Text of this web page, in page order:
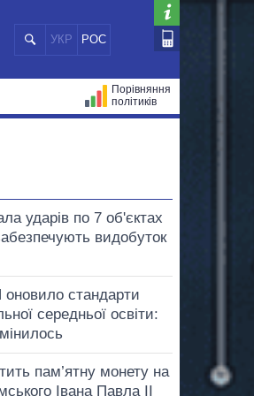
УКР РОС
Порівняння
політиків
ударів по 7 об'єктах
видобуток
стандарти
середньої освіти:
пам’ятну монету на
Івана Павла II